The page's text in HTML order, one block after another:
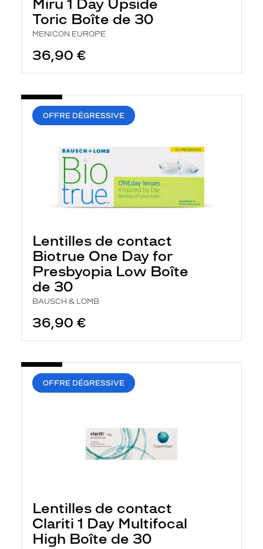
Miru 1 Day Upside
Toric Boîte de 30
MENICON EUROPE
36,90 €
OFFRE DÉGRESSIVE
Lentilles de contact
Biotrue One Day for
Presbyopia Low Boîte
de 30
BAUSCH & LOMB
36,90 €
OFFRE DÉGRESSIVE
Lentilles de contact
Clariti 1 Day Multifocal
High Boîte de 30